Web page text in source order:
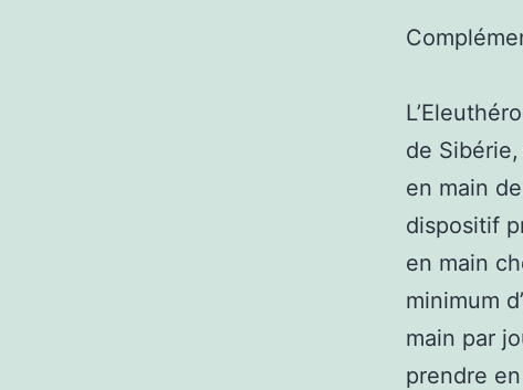
de
en main
dispositif
en main
minimum
main par
prendre